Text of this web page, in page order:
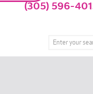
(305) 596-